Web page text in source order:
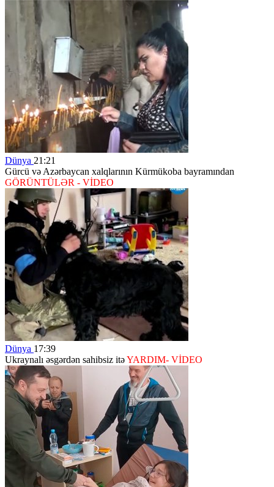
Dünya 21:21
Gürcü və Azərbaycan xalqlarının Kürmükoba bayramından
GÖRÜNTÜLƏR - VİDEO
Dünya 17:39
Ukraynalı əsgərdən sahibsiz itəYARDIM- VİDEO